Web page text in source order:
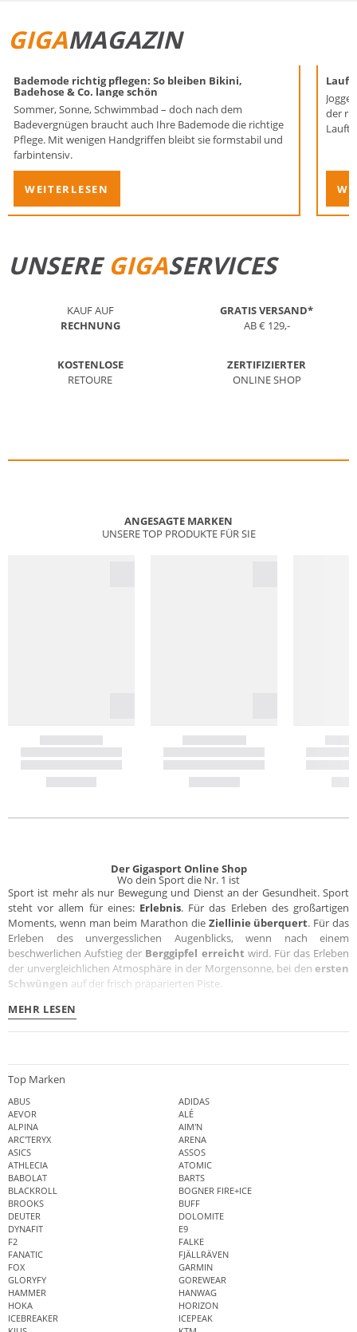
GIGAMAGAZIN
Bademode richtig pflegen: So bleiben Bikini,
Badehose & Co. lange schön
Sommer, Sonne, Schwimmbad – doch nach dem
Badevergnügen braucht auch Ihre Bademode die richtige
Pflege. Mit wenigen Handgriffen bleibt sie formstabil und
farbintensiv.
WEITERLESEN
der
UNSEREGIGASERVICES
KAUF AUF
RECHNUNG
GRATIS VERSAND*
AB € 129,-
KOSTENLOSE
RETOURE
ZERTIFIZIERTER
ONLINE SHOP
ANGESAGTE MARKEN
UNSERE TOP PRODUKTE FÜR SIE
Der Gigasport Online Shop
Wo dein Sport die Nr. 1 ist
Sport ist mehr als nur Bewegung und Dienst an der Gesundheit. Sport
steht vor allem für eines: Erlebnis. Für das Erleben des großartigen
Moments, wenn man beim Marathon die Ziellinie überquert. Für das
Erleben des unvergesslichen Augenblicks, wenn nach einem
beschwerlichen Aufstieg der Berggipfel erreicht wird. Für das Erleben
der unvergleichlichen Atmosphäre in der Morgensonne, bei den ersten
Schwüngen auf der frisch präparierten Piste.
MEHR LESEN
Top Marken
ABUS
ADIDAS
AEVOR
ALÉ
ALPINA
AIM'N
ARC'TERYX
ARENA
ASICS
ASSOS
ATHLECIA
ATOMIC
BABOLAT
BARTS
BLACKROLL
BOGNER FIRE+ICE
BROOKS
BUFF
DEUTER
DOLOMITE
DYNAFIT
E9
F2
FALKE
FANATIC
FJÄLLRÄVEN
FOX
GARMIN
GLORYFY
GOREWEAR
HAMMER
HANWAG
HOKA
HORIZON
ICEBREAKER
ICEPEAK